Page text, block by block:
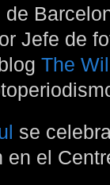
Jefe de
The
se
en el